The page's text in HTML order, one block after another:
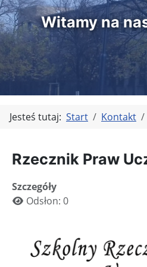
Witamy na
Jesteś tutaj: Start Kontakt
Rzecznik Praw
Szczegóły
Odsłon: 0